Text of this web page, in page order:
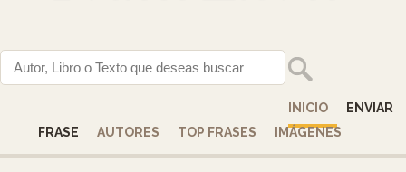
INICIO
ENVIAR
FRASE
AUTORES TOP FRASES IMÁGENES